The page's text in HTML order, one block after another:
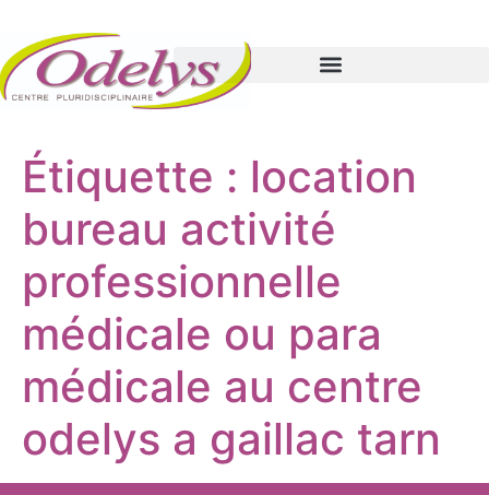
Étiquette : location
bureau activité
professionnelle
médicale ou para
médicale au centre
odelys a gaillac tarn